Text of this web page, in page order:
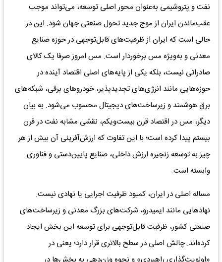
نفت و پتروشیمی به‌عنوان محور اصلی توسعه، می‌تواند موجب
عقب‌ماندن ایران از موج جدید تحول صنعتی جهان شود. این در
حالی است که ایران از ظرفیت‌های قابل‌توجهی در حوزه صنایع
معدنی و به‌ویژه مس برخوردار است. مس امروز صرفا یک کالای
صادراتی نیست، بلکه یکی از پایه‌های اصلی اقتصاد آینده در
حوزه‌هایی مانند انرژی‌های تجدیدپذیر، خودروهای برقی، شبکه‌های
برق هوشمند و زیرساخت‌های دیجیتال محسوب می‌شود. به بیان
دیگر، مس در اقتصاد قرن بیست‌ویکم، نقشی مشابه نفت در قرن
بیستم پیدا کرده است؛ با این تفاوت که ارزش‌آفرینی آن بیش از هر
چیز به توسعه زنجیره ارزش داخلی، صنایع پایین‌دستی و فناوری
وابسته است.
مساله اصلی در ایران، کمبود ظرفیت اجرایی یا نهادی نیست.
نهادهایی مانند ایمیدرو، شرکت‌های بزرگ معدنی و زیرساخت‌های
صنعتی کشور، ظرفیت قابل‌توجهی برای توسعه این بخش ایجاد
کرده‌اند. چالش اصلی در سطح بالاتری قرار دارد؛ یعنی در